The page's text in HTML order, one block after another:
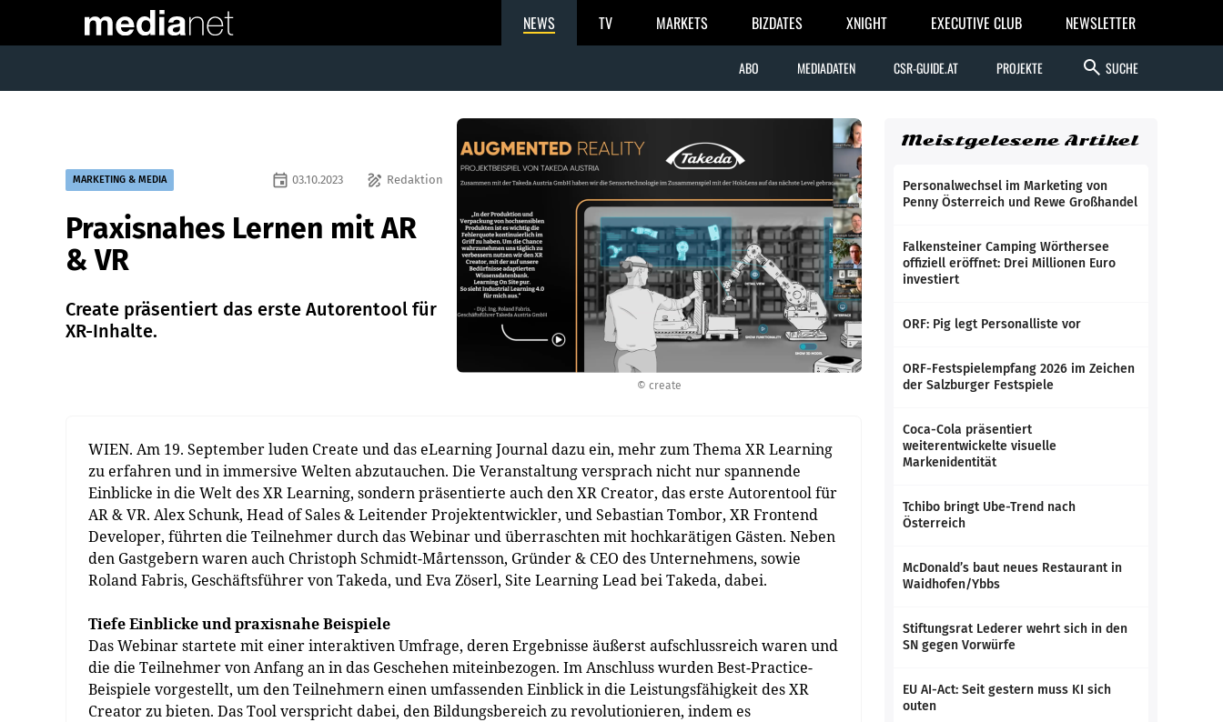
NEWS TV MARKETS BIZDATES XNIGHT EXECUTIVE CLUB NEWSLETTER
ABO MEDIADATEN CSR-GUIDE.AT PROJEKTE search SUCHE
© create
MARKETING & MEDIA draw Redaktion
event 03.10.2023
Praxisnahes Lernen mit AR
& VR
Create präsentiert das erste Autorentool für
XR-Inhalte.
WIEN. Am 19. September luden Create und das eLearning Journal dazu ein, mehr zum Thema XR Learning
zu erfahren und in immersive Welten abzutauchen. Die Veranstaltung versprach nicht nur spannende
Einblicke in die Welt des XR Learning, sondern präsentierte auch den XR Creator, das erste Autorentool für
AR & VR. Alex Schunk, Head of Sales & Leitender Projektentwickler, und Sebastian Tombor, XR Frontend
Developer, führten die Teilnehmer durch das Webinar und überraschten mit hochkarätigen Gästen. Neben
den Gastgebern waren auch Christoph Schmidt-Mårtensson, Gründer & CEO des Unternehmens, sowie
Roland Fabris, Geschäftsführer von Takeda, und Eva Zöserl, Site Learning Lead bei Takeda, dabei.
Tiefe Einblicke und praxisnahe Beispiele
Das Webinar startete mit einer interaktiven Umfrage, deren Ergebnisse äußerst aufschlussreich waren und
die die Teilnehmer von Anfang an in das Geschehen miteinbezogen. Im Anschluss wurden Best-Practice-
Beispiele vorgestellt, um den Teilnehmern einen umfassenden Einblick in die Leistungsfähigkeit des XR
Creator zu bieten. Das Tool verspricht dabei, den Bildungsbereich zu revolutionieren, indem es
Meistgelesene Artikel
Personalwechsel im Marketing von
Penny Österreich und Rewe Großhandel
Falkensteiner Camping Wörthersee
offiziell eröffnet: Drei Millionen Euro
investiert
ORF: Pig legt Personalliste vor
ORF-Festspielempfang 2026 im Zeichen
der Salzburger Festspiele
Coca-Cola präsentiert
weiterentwickelte visuelle
Markenidentität
Tchibo bringt Ube-Trend nach
Österreich
McDonald’s baut neues Restaurant in
Waidhofen/Ybbs
Stiftungsrat Lederer wehrt sich in den
SN gegen Vorwürfe
EU AI-Act: Seit gestern muss KI sich
outen